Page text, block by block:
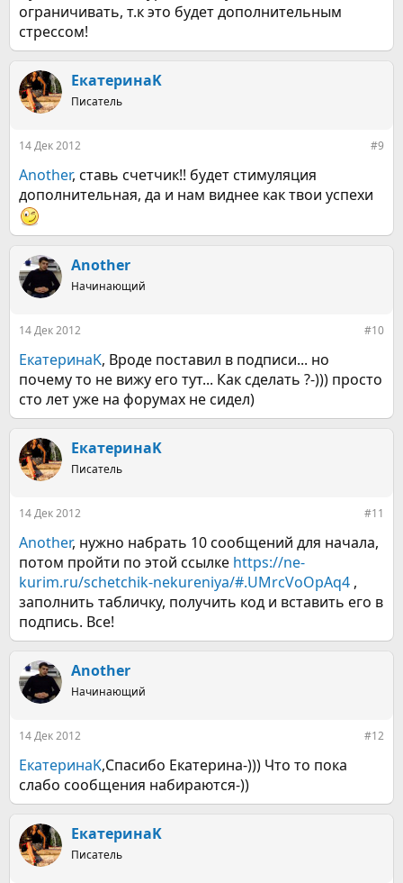
ограничивать, т.к это будет дополнительным
стрессом!
ЕкатеринаK
Писатель
14 Дек 2012 #9
Another, ставь счетчик!! будет стимуляция
дополнительная, да и нам виднее как твои успехи
Another
Начинающий
14 Дек 2012 #10
ЕкатеринаK, Вроде поставил в подписи... но
почему то не вижу его тут... Как сделать ?-))) просто
сто лет уже на форумах не сидел)
ЕкатеринаK
Писатель
14 Дек 2012 #11
Another, нужно набрать 10 сообщений для начала,
потом пройти по этой ссылке https://ne-
kurim.ru/schetchik-nekureniya/#.UMrcVoOpAq4 ,
заполнить табличку, получить код и вставить его в
подпись. Все!
Another
Начинающий
14 Дек 2012 #12
ЕкатеринаK,Спасибо Екатерина-))) Что то пока
слабо сообщения набираются-))
ЕкатеринаK
Писатель